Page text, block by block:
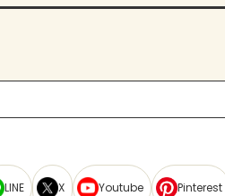
LINE X Youtube Pinterest